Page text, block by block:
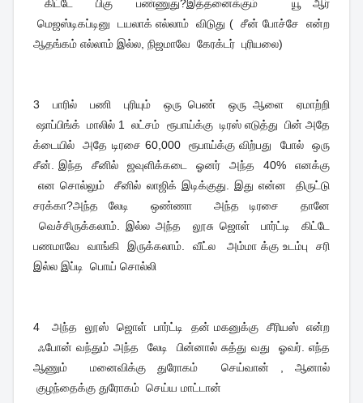
கிட்டே பிகு பண்ணுது?இத்தனைக்கும் யூ ஆர்
மெஜஸ்டிகப்டினு டயலாக் எல்லாம் விடுது ( சீன் போச்சே என்ற
ஆதங்கம் எல்லாம் இல்ல, நிஜமாவே கேரக்டர் புரியலை)
3 பாரில் பணி புரியும் ஒரு பெண் ஒரு ஆளை ஏமாற்றி
ஷாப்பிங்க் மாலில் 1 லட்சம் ரூபாய்க்கு டிரஸ் எடுத்து பின் அதே
க்டையில் அதே டிரசை 60,000 ரூபாய்க்கு விற்பது போல் ஒரு
சீன். இந்த சீனில் ஜவுளிக்கடை ஓனர் அந்த 40% எனக்கு
என சொல்லும் சீனில் லாஜிக் இடிக்குது. இது என்ன திருட்டு
சரக்கா?அந்த லேடி ஒண்ணா அந்த டிரசை தானே
வெச்சிருக்கலாம். இல்ல அந்த லூசு ஜொள் பார்ட்டி கிட்டே
பணமாவே வாங்கி இருக்கலாம். வீட்ல அம்மா க்கு உடம்பு சரி
இல்ல இப்டி பொய் சொல்லி
4 அந்த லூஸ் ஜொள் பார்ட்டி தன் மகனுக்கு சீரியஸ் என்ற
ஃபோன் வந்தும் அந்த லேடி பின்னால் சுத்து வது ஓவர். எந்த
ஆணும் மனைவிக்கு துரோகம் செய்வான் , ஆனால்
குழந்தைக்கு துரோகம் செய்ய மாட்டான்